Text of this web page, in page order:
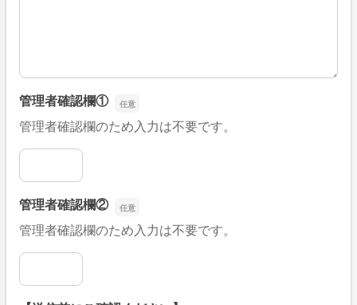
管理者確認欄①
管理者確認欄のため入力は不要です。
管理者確認欄①
管理者確認欄②
管理者確認欄のため入力は不要です。
管理者確認欄②